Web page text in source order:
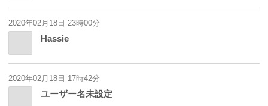
2020年02月18日 23時00分
Hassie
2020年02月18日 17時42分
ユーザー名未設定